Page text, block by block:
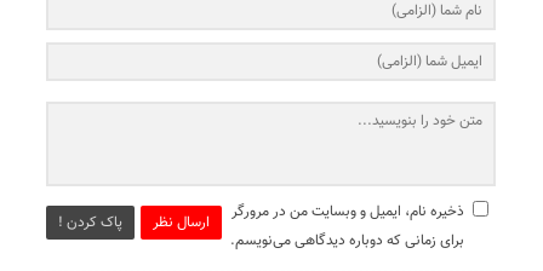
ارسال نظر پاک کردن !
ذخیره نام، ایمیل و وبسایت من در مرورگر
برای زمانی که دوباره دیدگاهی می‌نویسم.